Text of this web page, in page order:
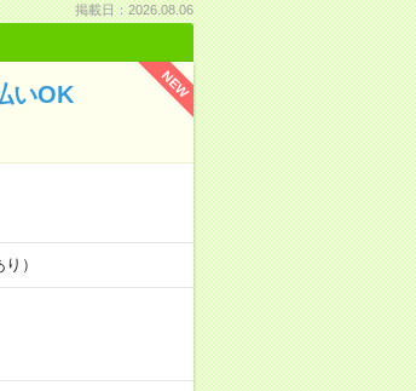
掲載日：2026.08.06
NEW
いOK
）